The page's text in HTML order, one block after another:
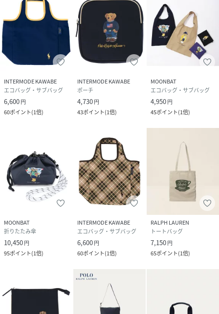
INTERMODE KAWABE
エコバッグ・サブバッグ
6,600円
60ポイント(1倍)
INTERMODE KAWABE
ポーチ
4,730円
43ポイント(1倍)
MOONBAT
エコバッグ・サブバッグ
4,950円
45ポイント(1倍)
MOONBAT
折りたたみ傘
10,450円
95ポイント(1倍)
INTERMODE KAWABE
エコバッグ・サブバッグ
6,600円
60ポイント(1倍)
RALPH LAUREN
トートバッグ
7,150円
65ポイント(1倍)